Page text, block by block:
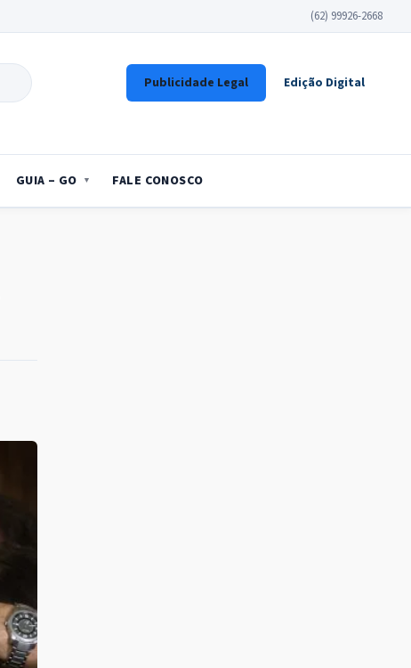
(62) 99926-2668
Publicidade Legal Edição Digital
GUIA – GO FALE CONOSCO